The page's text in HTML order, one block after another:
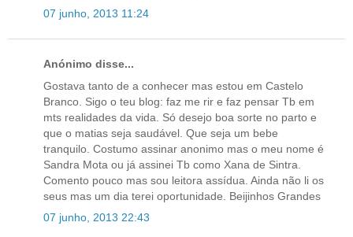
07 junho, 2013 11:24
Anónimo disse...
Gostava tanto de a conhecer mas estou em Castelo
Branco. Sigo o teu blog: faz me rir e faz pensar Tb em
mts realidades da vida. Só desejo boa sorte no parto e
que o matias seja saudável. Que seja um bebe
tranquilo. Costumo assinar anonimo mas o meu nome é
Sandra Mota ou já assinei Tb como Xana de Sintra.
Comento pouco mas sou leitora assídua. Ainda não li os
seus mas um dia terei oportunidade. Beijinhos Grandes
07 junho, 2013 22:43